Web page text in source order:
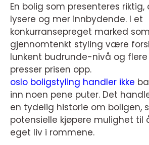
En bolig som presenteres riktig,
lysere og mer innbydende. I et
konkurransepreget marked
gjennomtenkt styling være
lunkent budrunde-nivå og
presser prisen opp.
oslo boligstyling handler ikke
inn noen pene puter. Det
en tydelig historie om boligen,
potensielle kjøpere mulighet til
eget liv i rommene.